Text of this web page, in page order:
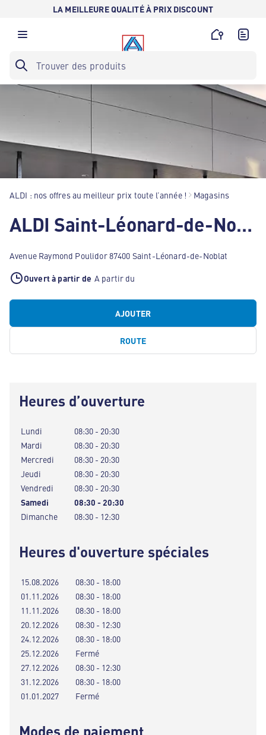
LA MEILLEURE QUALITÉ À PRIX DISCOUNT
ALDI : nos offres au meilleur prix toute l’année ! Magasins
ALDI Saint-Léonard-de-Noblat
Avenue Raymond Poulidor 87400 Saint-Léonard-de-Noblat
Ouvert à partir de A partir du
AJOUTER
ROUTE
Heures d’ouverture
Lundi
08:30 - 20:30
Mardi
08:30 - 20:30
Mercredi
08:30 - 20:30
Jeudi
08:30 - 20:30
Vendredi
08:30 - 20:30
Samedi
08:30 - 20:30
Dimanche
08:30 - 12:30
Heures d'ouverture spéciales
15.08.2026
08:30 - 18:00
01.11.2026
08:30 - 18:00
11.11.2026
08:30 - 18:00
20.12.2026
08:30 - 12:30
24.12.2026
08:30 - 18:00
25.12.2026
Fermé
27.12.2026
08:30 - 12:30
31.12.2026
08:30 - 18:00
01.01.2027
Fermé
Modes de paiement